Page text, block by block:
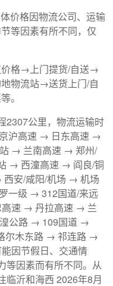
价格因物流公司、运输
等因素有所不同，仅
格→上门提货/自送→
物流站→送货上门/自
。
2307公里，物流运输时
沪高速 → 日东高速 →
→ 兰南高速 → 郑州/
→ 西潼高速 → 阎良/铜
西安/咸阳/机场 → 机场
一级 → 312国道/来远
速 → 丹拉高速 → 兰
公路 → 109国道 →
尔木东路 → 祁连路 →
因节假日、交通情
等因素而有所不同。从
临沂和海西 2026年8月